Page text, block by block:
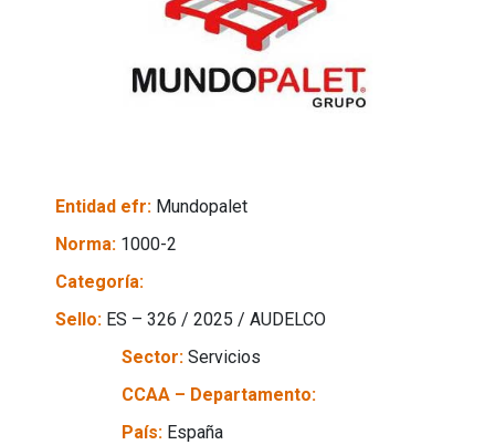
Entidad efr: Mundopalet
Norma: 1000-2
Categoría:
Sello: ES – 326 / 2025 / AUDELCO
Sector: Servicios
CCAA – Departamento:
País: España